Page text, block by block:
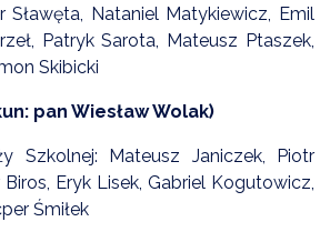
Sławęta, Nataniel Matykiewicz, Emil
Patryk Sarota, Mateusz Ptaszek,
Skibicki
pan Wiesław Wolak)
Szkolnej: Mateusz Janiczek, Piotr
Eryk Lisek, Gabriel Kogutowicz,
Śmiłek